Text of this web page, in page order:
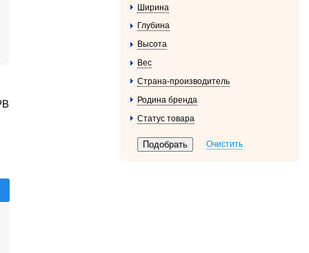
Ширина
Глубина
Высота
Вес
Страна-производитель
Родина бренда
Статус товара
Очистить